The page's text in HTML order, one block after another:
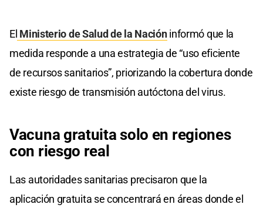
El Ministerio de Salud de la Nacióninformó que la
medida responde a una estrategia de “uso eficiente
de recursos sanitarios”, priorizando la cobertura donde
existe riesgo de transmisión autóctona del virus.
Vacuna gratuita solo en regiones
con riesgo real
Las autoridades sanitarias precisaron que la
aplicación gratuita se concentrará en áreas donde el